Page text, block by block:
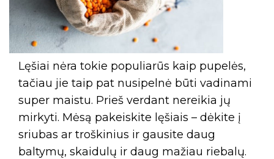
Lęšiai nėra tokie populiarūs kaip pupelės,
tačiau jie taip pat nusipelnė būti vadinami
super maistu. Prieš verdant nereikia jų
mirkyti. Mėsą pakeiskite lęšiais – dėkite į
sriubas ar troškinius ir gausite daug
baltymų, skaidulų ir daug mažiau riebalų.